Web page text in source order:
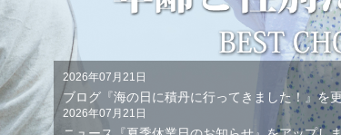
2026年07月21日
ブログ『海の日に積丹に行ってきました！』を
2026年07月21日